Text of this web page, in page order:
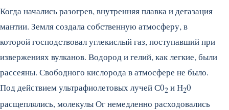
Когда начались разогрев, внутренняя плавка и дегазация
мантии. Земля создала собственную атмосферу, в
которой господствовал углекислый газ, поступавший при
извержениях вулканов. Водород и гелий, как легкие, были
рассеяны. Свободного кислорода в атмосфере не было.
Под действием ультрафиолетовых лучей С02 и Н20
расщеплялись, молекулы Ог немедленно расходовались